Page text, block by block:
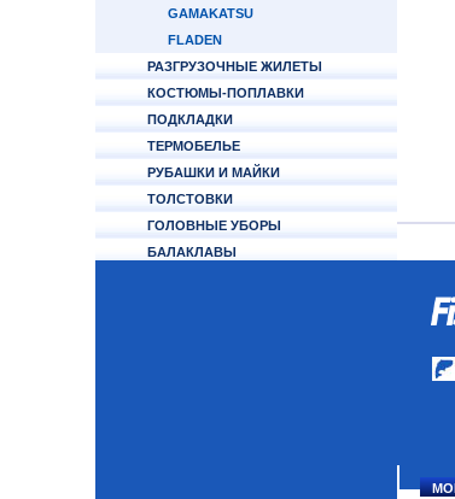
GAMAKATSU
FLADEN
РАЗГРУЗОЧНЫЕ ЖИЛЕТЫ
КОСТЮМЫ-ПОПЛАВКИ
ПОДКЛАДКИ
ТЕРМОБЕЛЬЕ
РУБАШКИ И МАЙКИ
ТОЛСТОВКИ
ГОЛОВНЫЕ УБОРЫ
БАЛАКЛАВЫ